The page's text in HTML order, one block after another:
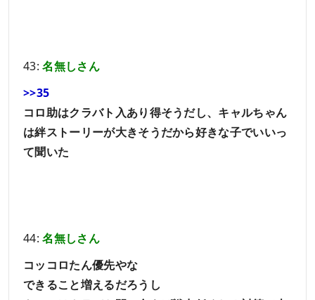
43:名無しさん
>>35
コロ助はクラバト入あり得そうだし、キャルちゃん
は絆ストーリーが大きそうだから好きな子でいいっ
て聞いた
44:名無しさん
コッコロたん優先やな
できること増えるだろうし